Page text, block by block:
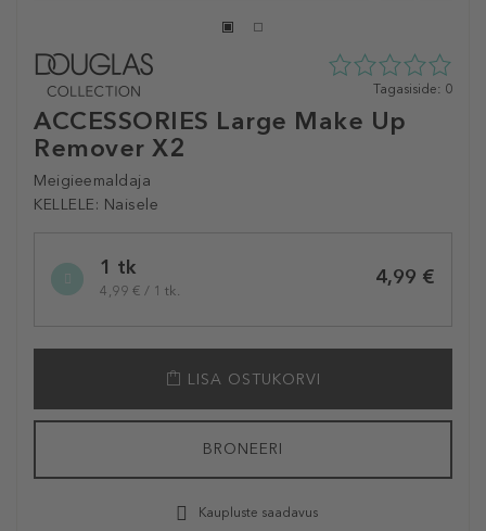
ACCESSORIES Large Make Up
Remover X2
Meigieemaldaja
KELLELE: Naisele
0
5st
Tagasiside: 0
variation1 tk
4,99 € / 1 tk.
4,99 €
LISA OSTUKORVI
BRONEERI
Kaupluste saadavus